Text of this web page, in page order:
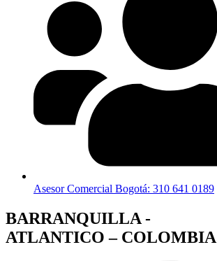
Asesor Comercial Bogotá: 310 641 0189
BARRANQUILLA -
ATLANTICO – COLOMBIA